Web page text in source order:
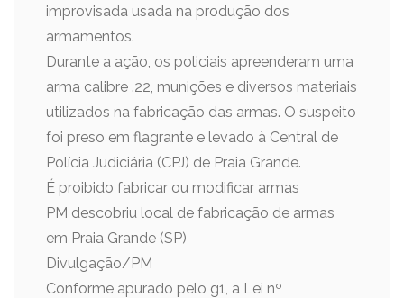
improvisada usada na produção dos
armamentos.
Durante a ação, os policiais apreenderam uma
arma calibre .22, munições e diversos materiais
utilizados na fabricação das armas. O suspeito
foi preso em flagrante e levado à Central de
Polícia Judiciária (CPJ) de Praia Grande.
É proibido fabricar ou modificar armas
PM descobriu local de fabricação de armas
em Praia Grande (SP)
Divulgação/PM
Conforme apurado pelo g1, a Lei nº